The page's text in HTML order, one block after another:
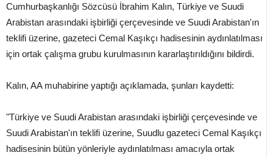
Cumhurbaşkanlığı Sözcüsü İbrahim Kalın, Türkiye ve Suudi
Arabistan arasındaki işbirliği çerçevesinde ve Suudi Arabistan'ın
teklifi üzerine, gazeteci Cemal Kaşıkçı hadisesinin aydınlatılması
için ortak çalışma grubu kurulmasının kararlaştırıldığını bildirdi.
Kalın, AA muhabirine yaptığı açıklamada, şunları kaydetti:
"Türkiye ve Suudi Arabistan arasındaki işbirliği çerçevesinde ve
Suudi Arabistan'ın teklifi üzerine, Suudlu gazeteci Cemal Kaşıkçı
hadisesinin bütün yönleriyle aydınlatılması amacıyla ortak